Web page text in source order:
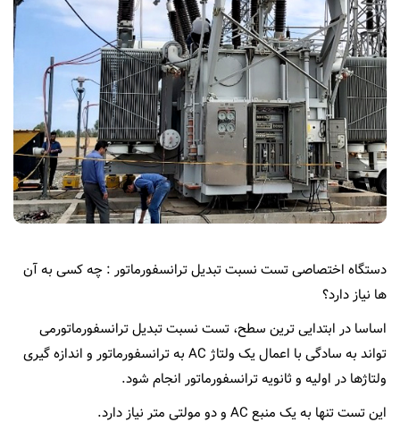
اخبار و مقالات
درباره ما
تماس با ما
نمایندگی ها
دستگاه اختصاصی تست نسبت تبدیل ترانسفورماتور : چه کسی به آن
ها نیاز دارد؟
اساسا در ابتدایی ترین سطح، تست نسبت تبدیل ترانسفورماتورمی
تواند به سادگی با اعمال یک ولتاژ AC به ترانسفورماتور و اندازه گیری
ولتاژها در اولیه و ثانویه ترانسفورماتور انجام شود.
این تست تنها به یک منبع AC و دو مولتی متر نیاز دارد.